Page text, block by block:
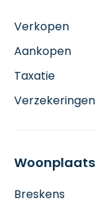
Verkopen
Aankopen
Taxatie
Verzekeringen
Woonplaats
Breskens